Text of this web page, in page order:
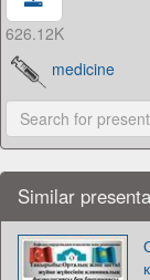
626.12K
medicine
Similar